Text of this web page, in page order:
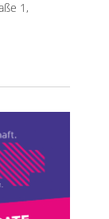
1,